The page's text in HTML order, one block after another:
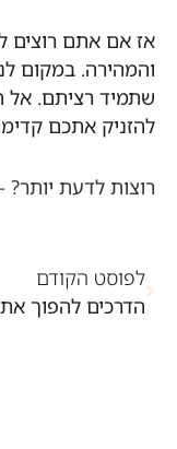
אז אם אתם רוצים
והמהירה. במקום
שתמיד רציתם. אל
להזניק אתכם
רוצות לדעת
לפוסט הקודם
הדרכים להפוך